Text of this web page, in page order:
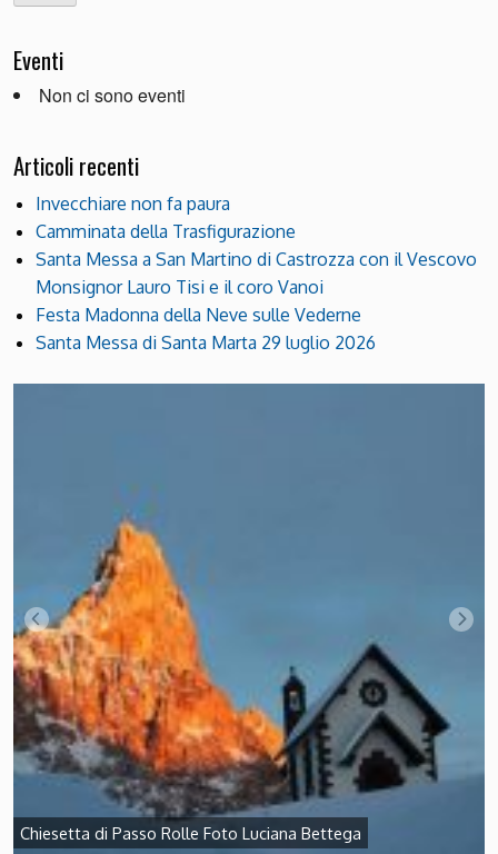
Eventi
Non ci sono eventi
Articoli recenti
Invecchiare non fa paura
Camminata della Trasfigurazione
Santa Messa a San Martino di Castrozza con il Vescovo
Monsignor Lauro Tisi e il coro Vanoi
Festa Madonna della Neve sulle Vederne
Santa Messa di Santa Marta 29 luglio 2026
Chiesetta di Passo Rolle Foto Luciana Bettega